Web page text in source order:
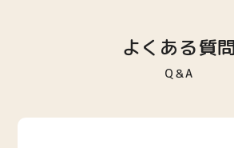
よくある質問
Q＆A